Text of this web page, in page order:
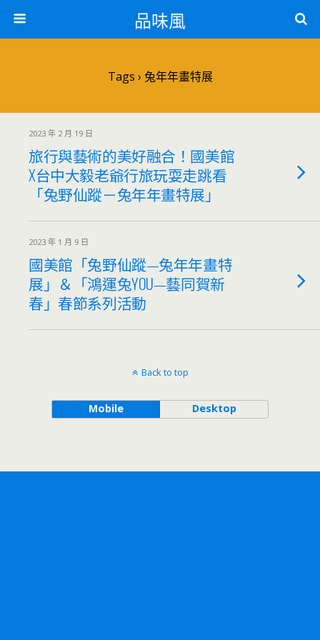
品味風
Tags › 兔年年畫特展
2023 年 2 月 19 日
旅行與藝術的美好融合！國美館
X台中大毅老爺行旅玩耍走跳看
「兔野仙蹤－兔年年畫特展」
2023 年 1 月 9 日
國美館「兔野仙蹤—兔年年畫特
展」＆「鴻運兔YOU—藝同賀新
春」春節系列活動
Back to top
Mobile Desktop